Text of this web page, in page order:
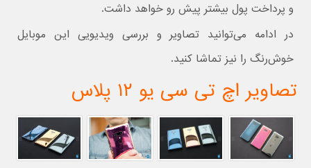
و پرداخت پول بیشتر پیش رو خواهد داشت.
در ادامه می‌توانید تصاویر و بررسی ویدیویی این موبایل
خوش‌رنگ را نیز تماشا کنید.
تصاویر اچ تی سی یو ۱۲ پلاس